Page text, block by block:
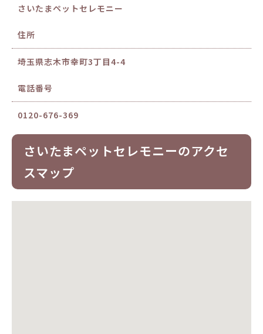
さいたまペットセレモニー
住所
埼玉県志木市幸町3丁目4-4
電話番号
0120-676-369
さいたまペットセレモニーのアクセ
スマップ